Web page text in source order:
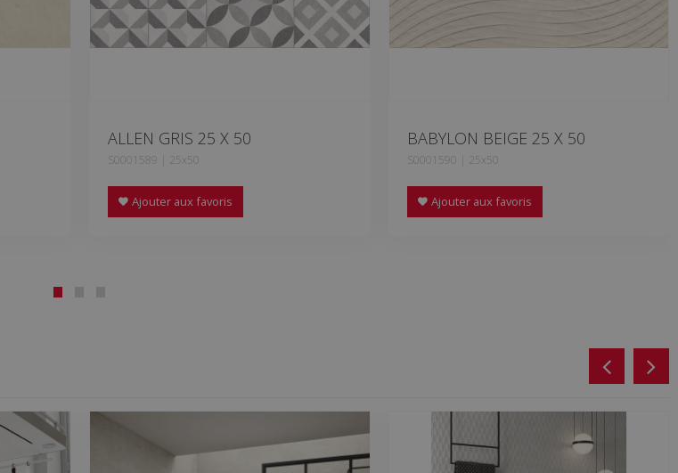
ALLEN GRIS 25 X 50
S0001589 | 25x50
Ajouter aux favoris
BABYLON BEIGE 25 X 50
S0001590 | 25x50
Ajouter aux favoris